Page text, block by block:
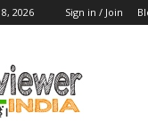
2026 Sign in / Join